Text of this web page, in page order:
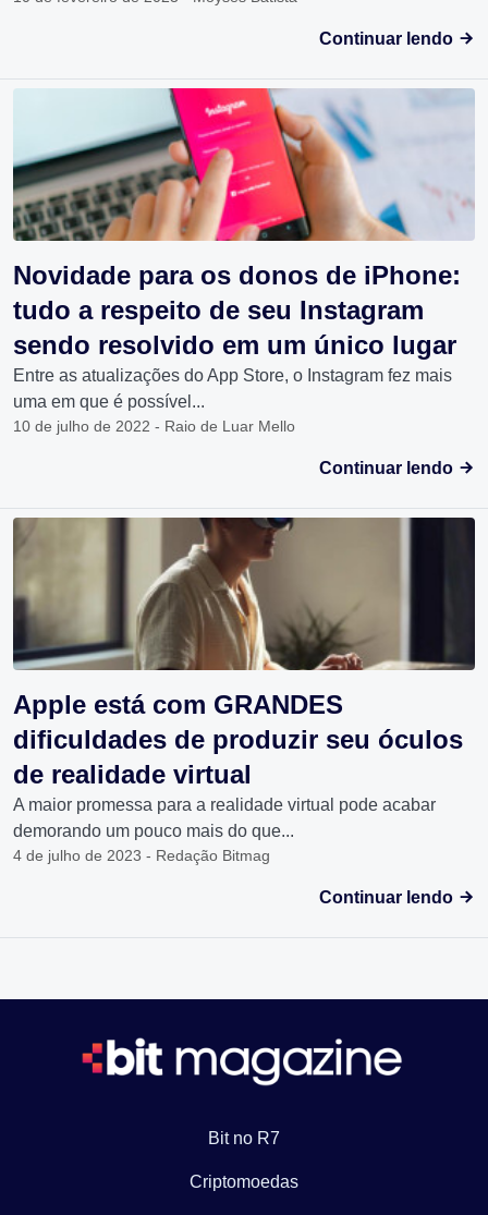
Continuar lendo
Novidade para os donos de iPhone:
tudo a respeito de seu Instagram
sendo resolvido em um único lugar
Entre as atualizações do App Store, o Instagram fez mais
uma em que é possível...
10 de julho de 2022 - Raio de Luar Mello
Continuar lendo
Apple está com GRANDES
dificuldades de produzir seu óculos
de realidade virtual
A maior promessa para a realidade virtual pode acabar
demorando um pouco mais do que...
4 de julho de 2023 - Redação Bitmag
Continuar lendo
Bit no R7
Criptomoedas